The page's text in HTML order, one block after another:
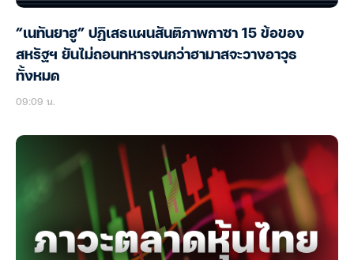
“เนทันยาฮู” ปฏิเสธแผนสันติภาพกาซา 15 ข้อของ
สหรัฐฯ ยันไม่ถอนทหารจนกว่าฮามาสจะวางอาวุธ
ทั้งหมด
09:09 น.